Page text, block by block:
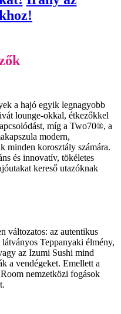
a hajó egyik legnagyobb
lounge-okkal, étkezőkkel
míg a Two70®, a
modern,
minden korosztály számára.
és innovatív, tökéletes
kereső utazóknak
változatos: az autentikus
Teppanyaki élmény,
az Izumi Sushi mind
a vendégeket. Emellett a
nemzetközi fogások